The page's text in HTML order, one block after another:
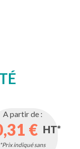
A partir de :
€ HT*
*Prix indiqué sans